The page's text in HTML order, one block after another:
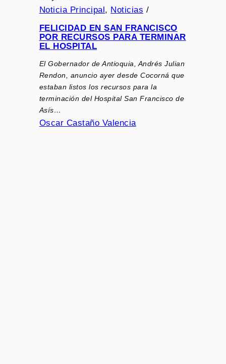
Noticia Principal, Noticias /
FELICIDAD EN SAN FRANCISCO
POR RECURSOS PARA TERMINAR
EL HOSPITAL
El Gobernador de Antioquia, Andrés Julian
Rendon, anuncio ayer desde Cocorná que
estaban listos los recursos para la
terminación del Hospital San Francisco de
Asís…
Oscar Castaño Valencia